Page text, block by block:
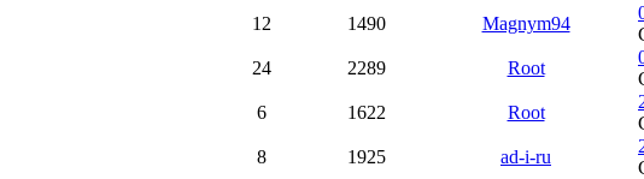
12 1490 Magnym94
24 2289 Root
6 1622 Root
8 1925 ad-i-ru